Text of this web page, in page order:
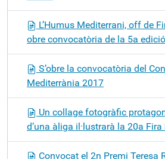
L’Humus Mediterrani, off de
obre convocatòria de la 5a edició
S’obre la convocatòria del
Mediterrània 2017
Un collage fotogràfic
d’una àliga il·lustrarà la 20a
Convocat el 2n Premi Teresa